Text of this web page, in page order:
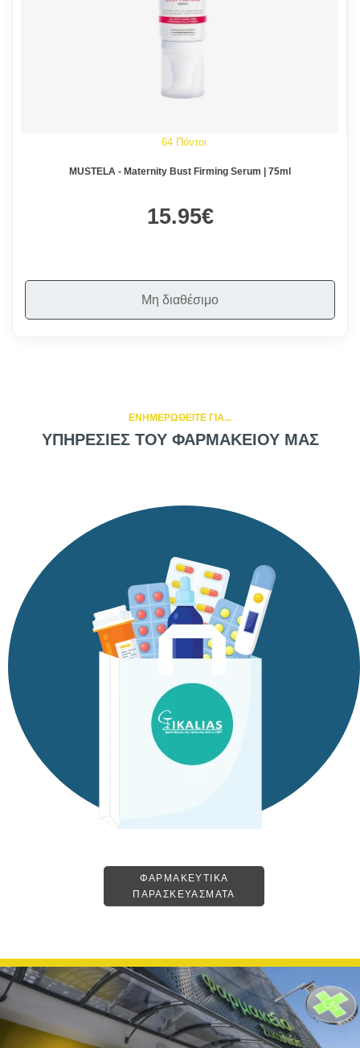
64 Πόντοι
MUSTELA - Maternity Bust Firming Serum | 75ml
15.95€
Μη διαθέσιμο
ΕΝΗΜΕΡΩΘΕΙΤΕ ΓΙΑ...
ΥΠΗΡΕΣΙΕΣ ΤΟΥ ΦΑΡΜΑΚΕΙΟΥ ΜΑΣ
ΦΑΡΜΑΚΕΥΤΙΚΑ
ΠΑΡΑΣΚΕΥΑΣΜΑΤΑ